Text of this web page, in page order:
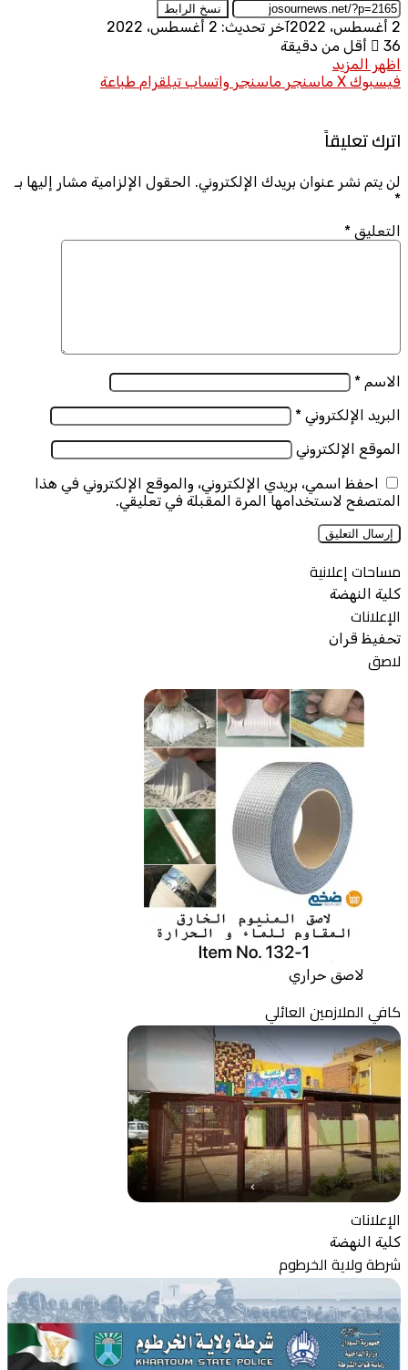
نسخ الرابط
2 أغسطس، 2022
آخر تحديث: 2 أغسطس، 2022
36
أقل من دقيقة
اظهر المزيد
فيسبوك X ماسنجر ماسنجر واتساب تيلقرام طباعة
اترك تعليقاً
لن يتم نشر عنوان بريدك الإلكتروني.
الحقول الإلزامية مشار إليها بـ
*
التعليق *
الاسم *
البريد الإلكتروني *
الموقع الإلكتروني
احفظ اسمي، بريدي الإلكتروني، والموقع الإلكتروني في هذا
المتصفح لاستخدامها المرة المقبلة في تعليقي.
مساحات إعلانية
كلية النهضة
الإعلانات
تحفيظ قران
لاصق
لاصق حراري
كافي الملازمين العائلي
الإعلانات
كلية النهضة
شرطة ولاية الخرطوم